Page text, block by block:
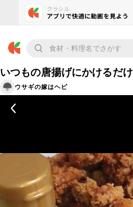
いつもの唐揚げにかけるだけ
ウサギの嫁はヘビ